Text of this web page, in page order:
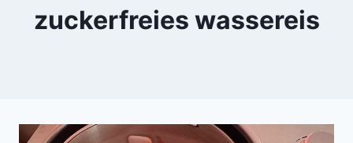
zuckerfreies wassereis